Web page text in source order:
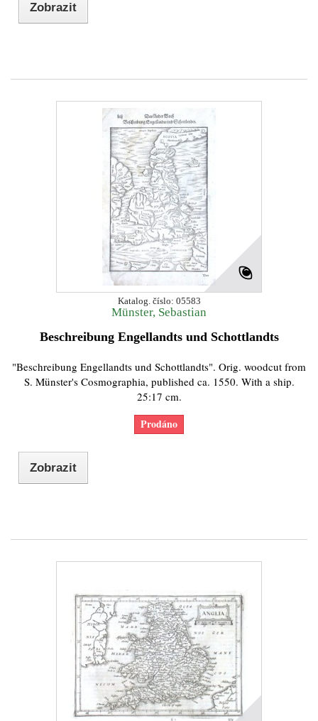
Zobrazit
Katalog. číslo: 05583
Münster, Sebastian
Beschreibung Engellandts und Schottlandts
"Beschreibung Engellandts und Schottlandts". Orig. woodcut from
S. Münster's Cosmographia, published ca. 1550. With a ship.
25:17 cm.
Prodáno
Zobrazit